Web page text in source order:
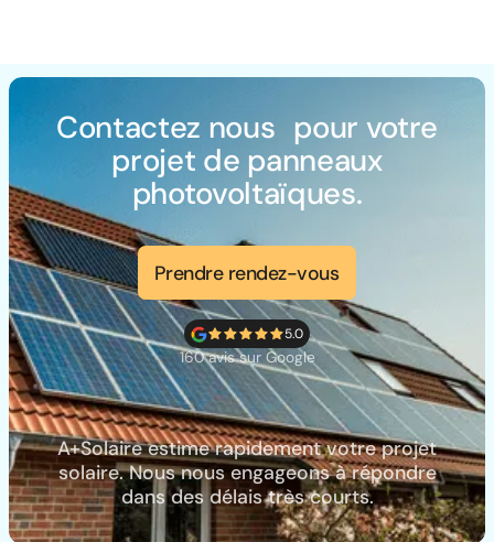
Contactez nous pour votre
projet de panneaux
photovoltaïques.
Prendre rendez-vous
5.0
160 avis sur Google
A+Solaire estime rapidement votre projet
solaire. Nous nous engageons à répondre
dans des délais très courts.